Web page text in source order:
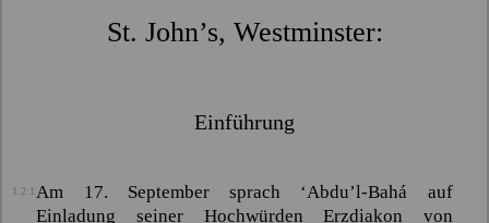
St. John’s, Westminster:
Einführung
1.2:1 Am 17. September sprach ‘Abdu’l-Bahá auf
Einladung seiner Hochwürden Erzdiakon von